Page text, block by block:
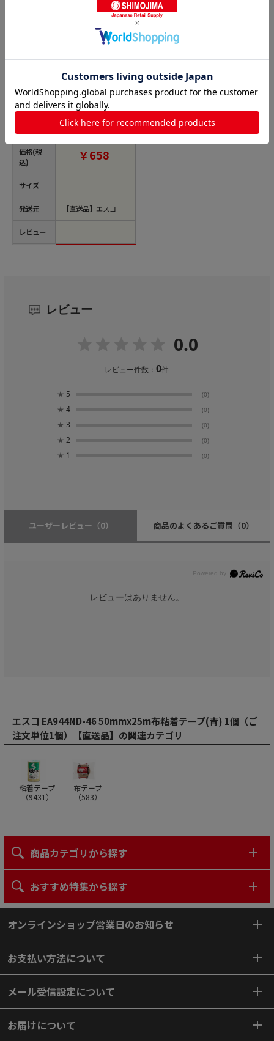
商品名
価格(税
込)
サイズ
発送元
レビュー
エスコ EA944ND-46 5
0mmx25m布粘着テ
ープ(青) 1個（ご注文
￥658
【直送品】エスコ
レビュー
0.0
レビュー件数：0件
★ 5 (0)
★ 4 (0)
★ 3 (0)
★ 2 (0)
★ 1 (0)
ユーザーレビュー （0） 商品のよくあるご質問 （0）
レビューはありません。
エスコ EA944ND-46 50mmx25m布粘着テープ(青) 1個（ご
注文単位1個）【直送品】の関連カテゴリ
粘着テープ
（9431）
布テープ
（583）
商品カテゴリから探す
おすすめ特集から探す
オンラインショップ営業日のお知らせ
お支払い方法について
メール受信設定について
お届けについて